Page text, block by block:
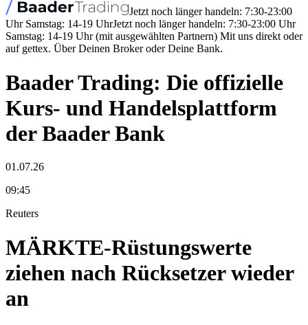
Jetzt noch länger handeln: 7:30-23:00
Uhr Samstag: 14-19 UhrJetzt noch länger handeln: 7:30-23:00 Uhr
Samstag: 14-19 Uhr (mit ausgewählten Partnern) Mit uns direkt oder
auf gettex. Über Deinen Broker oder Deine Bank.
Baader Trading: Die offizielle
Kurs- und Handelsplattform
der Baader Bank
01.07.26
09:45
Reuters
MÄRKTE-Rüstungswerte
ziehen nach Rücksetzer wieder
an